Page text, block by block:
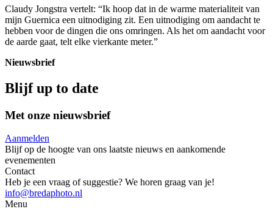
Claudy Jongstra vertelt: “Ik hoop dat in de warme materialiteit van
mijn Guernica een uitnodiging zit. Een uitnodiging om aandacht te
hebben voor de dingen die ons omringen. Als het om aandacht voor
de aarde gaat, telt elke vierkante meter.”
Nieuwsbrief
Blijf up to date
Met onze nieuwsbrief
Aanmelden
Blijf op de hoogte van ons laatste nieuws en aankomende
evenementen
Contact
Heb je een vraag of suggestie? We horen graag van je!
info@bredaphoto.nl
Menu